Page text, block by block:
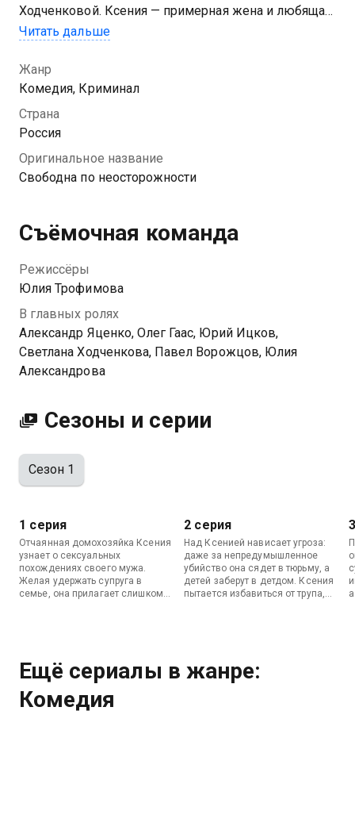
Ходченковой. Ксения — примерная жена и любящая
мать. В один из дней она узнает об измене мужа, а
интимной близости. Чтобы не попасть в тюрьму и
не оставить детей сиротами, Ксения прячет тело и
начинает новую жизнь со следователем. И именно
он пытается выяснить, куда же пропал ее супруг.
Посмотреть онлайн 1 сезон сериала Свободна по
неосторожности вы можете совершенно бесплатно
Читать дальше
Жанр
Комедия, Криминал
Страна
Россия
Оригинальное название
Свободна по неосторожности
Съёмочная команда
Режиссёры
Юлия Трофимова
В главных ролях
Александр Яценко, Олег Гаас, Юрий Ицков,
Светлана Ходченкова, Павел Ворожцов, Юлия
Александрова
Сезоны и серии
Сезон 1
1 серия
Отчаянная домохозяйка Ксения
узнает о сексуальных
похождениях своего мужа.
Желая удержать супруга в
семье, она прилагает слишком
2 серия
Над Ксенией нависает угроза:
даже за непредумышленное
убийство она сядет в тюрьму, а
детей заберут в детдом. Ксения
пытается избавиться от трупа,
Ещё сериалы в жанре:
Комедия